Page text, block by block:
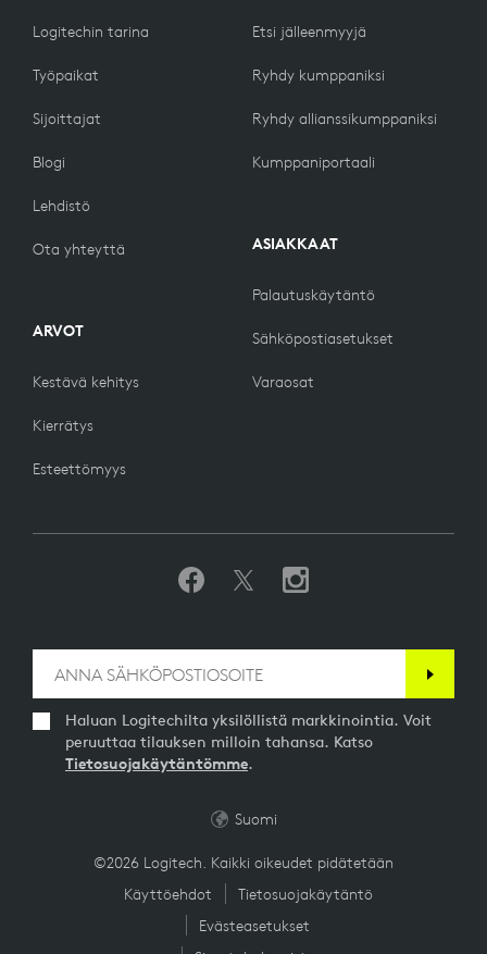
Logitechin tarina
Työpaikat
Sijoittajat
Blogi
Lehdistö
Ota yhteyttä
ARVOT
Kestävä kehitys
Kierrätys
Esteettömyys
Etsi jälleenmyyjä
Ryhdy kumppaniksi
Ryhdy allianssikumppaniksi
Kumppaniportaali
ASIAKKAAT
Palautuskäytäntö
Sähköpostiasetukset
Varaosat
Haluan Logitechilta yksilöllistä markkinointia. Voit
peruuttaa tilauksen milloin tahansa. Katso
Tietosuojakäytäntömme.
©2026 Logitech. Kaikki oikeudet pidätetään
Käyttöehdot
Tietosuojakäytäntö
Evästeasetukset
Suomi